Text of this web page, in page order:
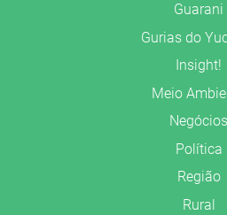
Guarani
Gurias do
Insight!
Meio
Negócios
Política
Região
Rural